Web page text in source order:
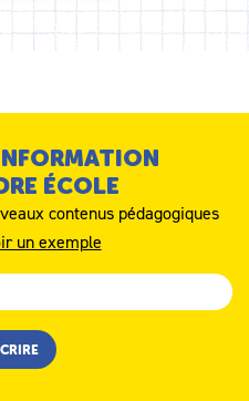
ÉCOLE
contenus pédagogiques
un exemple